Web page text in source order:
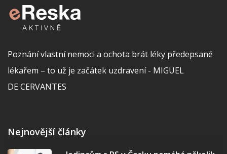
Poznání vlastní nemoci a ochota brát léky předepsané
lékařem – to už je začátek uzdravení - MIGUEL
DE CERVANTES
Nejnovější články